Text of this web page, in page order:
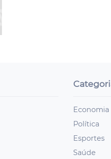
Economia
Política
Esportes
Saúde